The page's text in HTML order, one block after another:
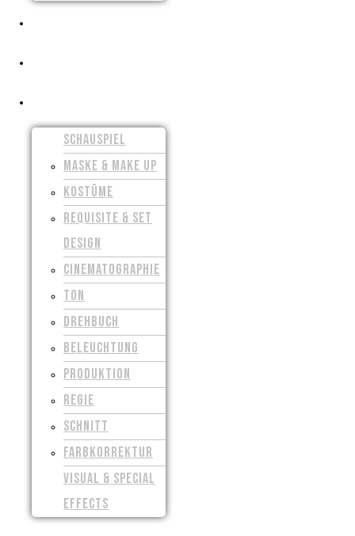
SCHAUSPIEL
MASKE & MAKE UP
KOSTÜME
REQUISITE & SET
DESIGN
CINEMATOGRAPHIE
TON
DREHBUCH
BELEUCHTUNG
PRODUKTION
REGIE
SCHNITT
FARBKORREKTUR
VISUAL & SPECIAL
EFFECTS